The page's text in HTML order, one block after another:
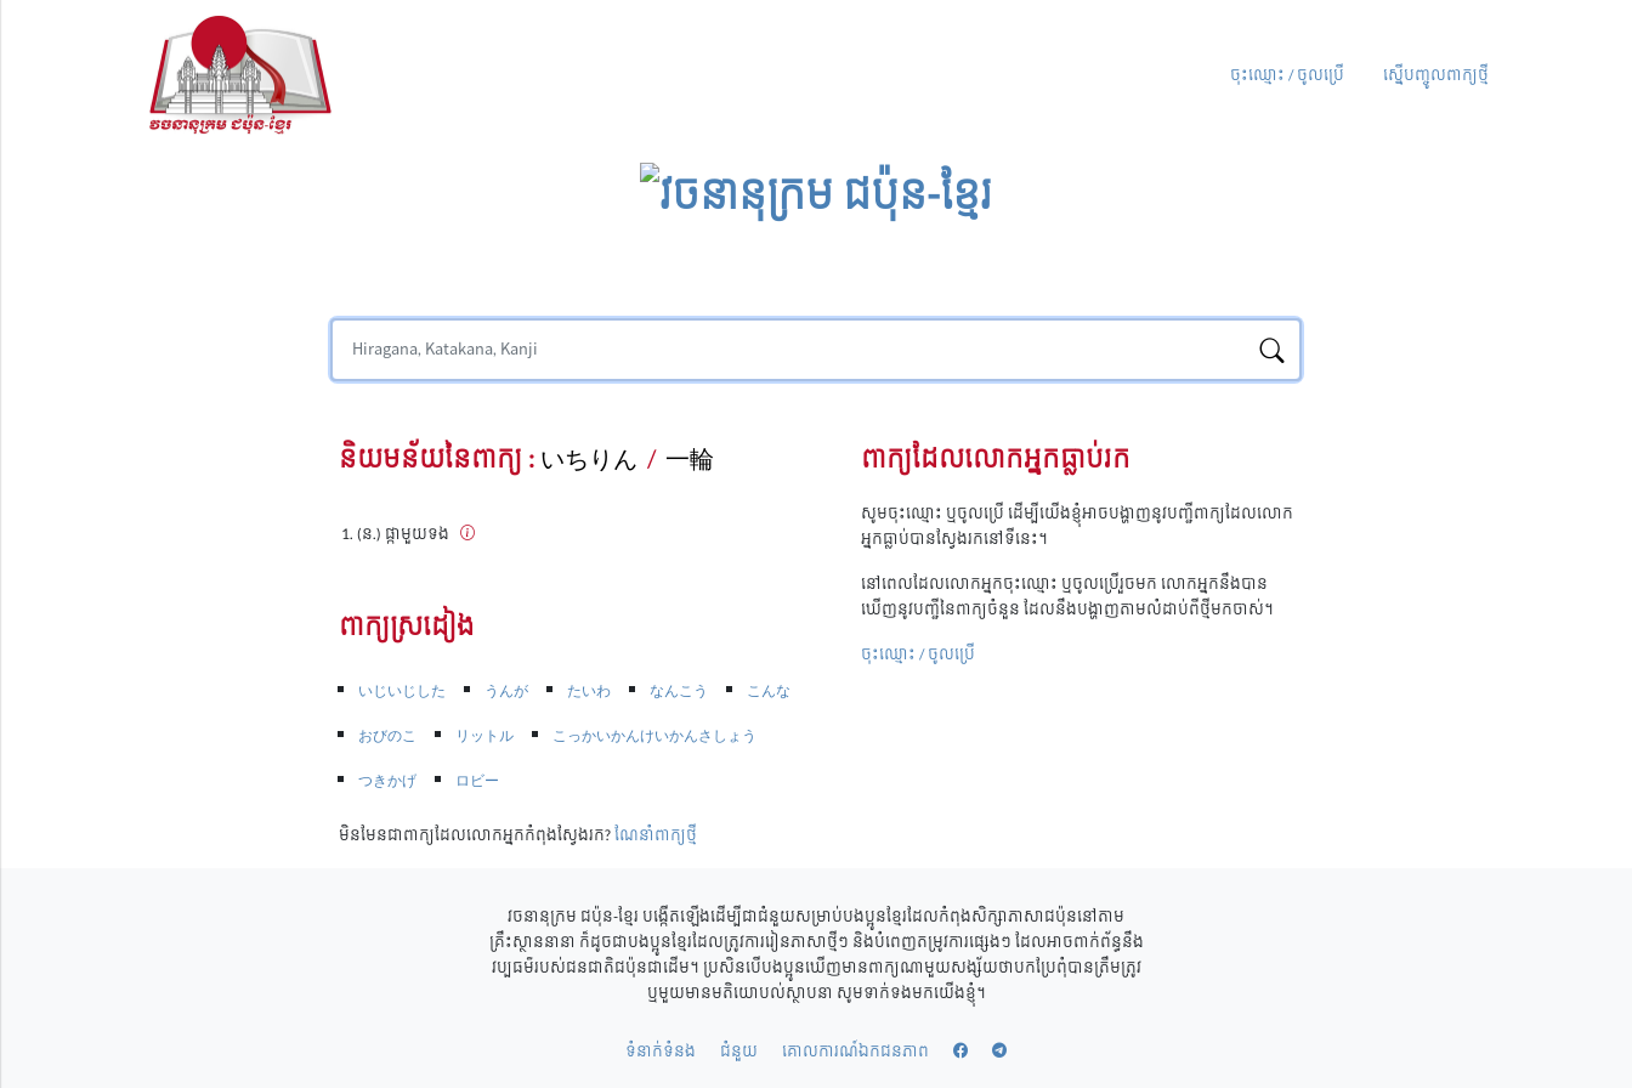
ចុះឈ្មោះ / ចូលប្រើ ស្នើបញ្ចូលពាក្យថ្មី
និយមន័យនៃពាក្យ :いちりん / 一輪
(ន.) ផ្កាមួយទង
ពាក្យស្រដៀង
いじいじした うんが たいわ なんこう
こんな
おびのこ
リットル
こっかいかんけいかんさしょう
つきかげ
ロビー
មិនមែនជាពាក្យដែលលោកអ្នកកំពុងស្វែងរក?ណែនាំពាក្យថ្មី
ពាក្យដែលលោកអ្នកធ្លាប់រក
សូមចុះឈ្មោះ ឬចូលប្រើ ដើម្បីយើងខ្ញុំអាចបង្ហាញនូវបញ្ជីពាក្យដែលលោក
អ្នកធ្លាប់បានស្វែងរកនៅទីនេះ។
នៅពេលដែលលោកអ្នកចុះឈ្មោះ ឬចូលប្រើរួចមក លោកអ្នកនឹងបាន
ឃើញនូវបញ្ជីនៃពាក្យចំនួន ដែលនឹងបង្ហាញតាមលំដាប់ពីថ្មីមកចាស់។
ចុះឈ្មោះ / ចូលប្រើ
វចនានុក្រម ជប៉ុន-ខ្មែរ បង្កើតឡើងដើម្បីជាជំនួយសម្រាប់បងប្អូនខ្មែរដែលកំពុងសិក្សាភាសាជប៉ុននៅតាម
គ្រឹះស្ថាននានា ក៏ដូចជាបងប្អូនខ្មែរដែលត្រូវការរៀនភាសាថ្មីៗ និងបំពេញតម្រូវការផ្សេងៗ ដែលអាចពាក់ព័ន្ធនឹង
វប្បធម៌របស់ជនជាតិជប៉ុនជាដើម។ ប្រសិនបើបងប្អូនឃើញមានពាក្យណាមួយសង្ស័យថាបកប្រែពុំបានត្រឹមត្រូវ
ឬមួយមានមតិយោបល់ស្ថាបនា សូមទាក់ទងមកយើងខ្ញុំ។
ទំនាក់ទំនង ជំនួយ គោលការណ៍ឯកជនភាព